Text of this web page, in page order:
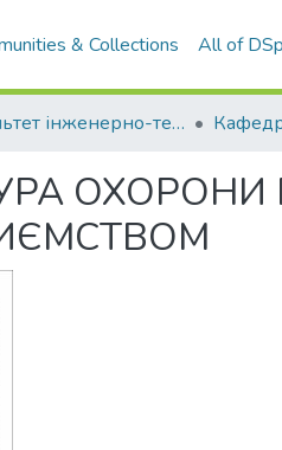
& Collections All of
Факультет інженерно-технологічний
ОХОРОНИ